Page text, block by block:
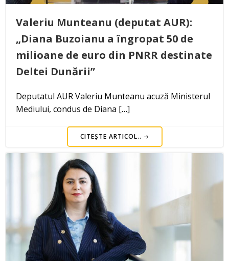
Valeriu Munteanu (deputat AUR):
„Diana Buzoianu a îngropat 50 de
milioane de euro din PNRR destinate
Deltei Dunării”
Deputatul AUR Valeriu Munteanu acuză Ministerul
Mediului, condus de Diana […]
CITEȘTE ARTICOL..